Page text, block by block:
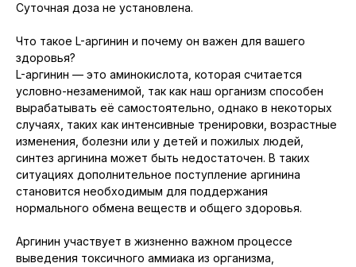
Суточная доза не установлена.
Что такое L-аргинин и почему он важен для вашего
здоровья?
L-аргинин — это аминокислота, которая считается
условно-незаменимой, так как наш организм способен
вырабатывать её самостоятельно, однако в некоторых
случаях, таких как интенсивные тренировки, возрастные
изменения, болезни или у детей и пожилых людей,
синтез аргинина может быть недостаточен. В таких
ситуациях дополнительное поступление аргинина
становится необходимым для поддержания
нормального обмена веществ и общего здоровья.
Аргинин участвует в жизненно важном процессе
выведения токсичного аммиака из организма,